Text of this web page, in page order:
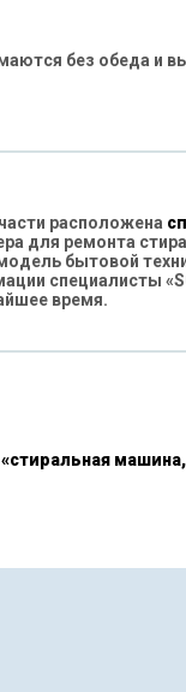
без обеда и
расположена
для ремонта
бытовой
специалисты
время.
«стиральная